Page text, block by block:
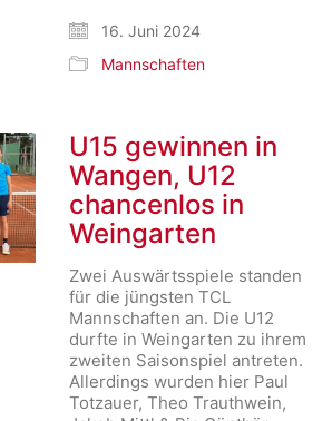
16. Juni 2024
Mannschaften
U15 gewinnen in
Wangen, U12
chancenlos in
Weingarten
Zwei Auswärtsspiele standen
für die jüngsten TCL
Mannschaften an. Die U12
durfte in Weingarten zu ihrem
zweiten Saisonspiel antreten.
Allerdings wurden hier Paul
Totzauer, Theo Trauthwein,